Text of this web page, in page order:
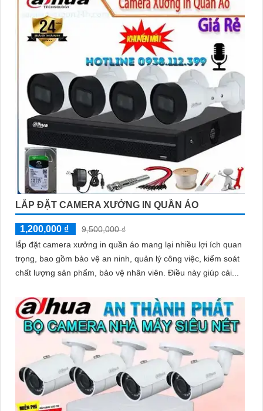
LẮP ĐẶT CAMERA XƯỞNG IN QUẦN ÁO
1,200,000 ₫
9,500,000 ₫
lắp đặt camera xưởng in quần áo mang lại nhiều lợi ích quan
trọng, bao gồm bảo vệ an ninh, quản lý công việc, kiểm soát
chất lượng sản phẩm, bảo vệ nhân viên. Điều này giúp cải...